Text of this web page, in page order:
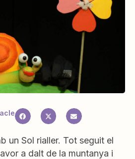
un Sol rialler. Tot seguit el
a dalt de la muntanya i